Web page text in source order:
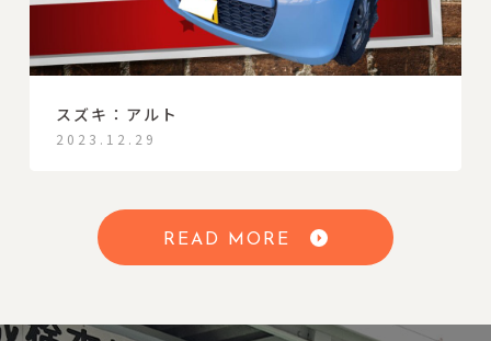
スズキ：アルト
2023.12.29
READ MORE